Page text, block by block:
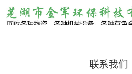
联系我们